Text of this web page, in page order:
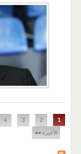
الصفحات
1
2
3
4
الأخيرة ◂◂